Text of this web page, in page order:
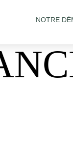
NOTRE